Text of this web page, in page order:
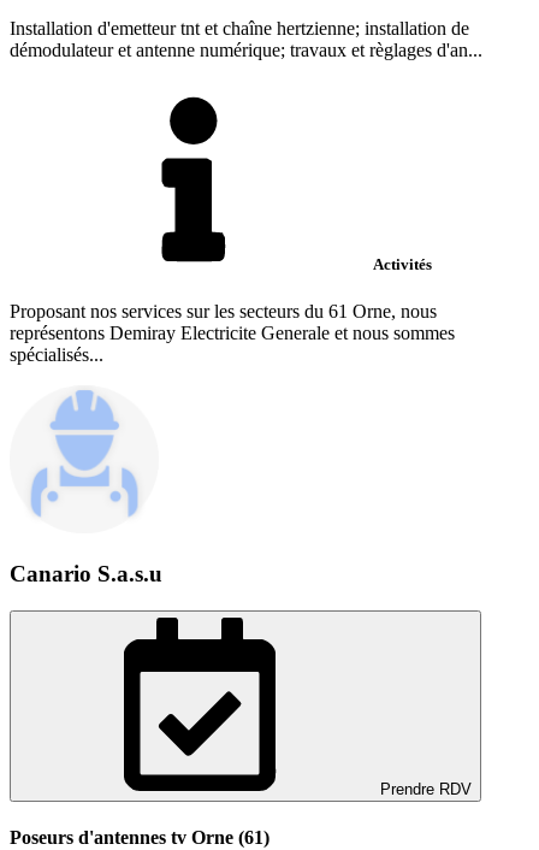
Installation d'emetteur tnt et chaîne hertzienne; installation de
démodulateur et antenne numérique; travaux et règlages d'an...
Activités
Proposant nos services sur les secteurs du 61 Orne, nous
représentons Demiray Electricite Generale et nous sommes
spécialisés...
Canario S.a.s.u
Prendre RDV
Poseurs d'antennes tv Orne (61)